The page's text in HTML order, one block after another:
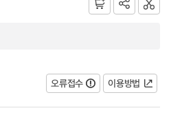
오류접수
이용방법